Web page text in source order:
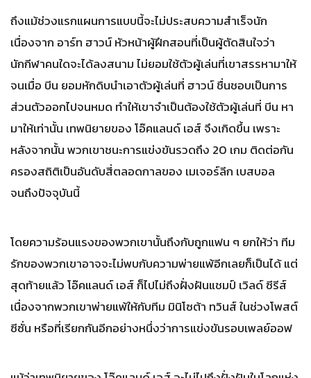
ถึงแม้ช่วงแรกแผนการแบบนี้จะไม่ประสบความสำเร็จนัก
เนื่องจาก อาร์ท ฮาวน์ หัวหน้าผู้ฝึกสอนที่เป็นผู้ตัดสินใจว่า
นักกีฬาคนใดจะได้ลงสนาม ไม่ยอมใช้ตัวผู้เล่นที่เขาสรรหามาให้
จนเมื่อ บีน ยอมหักดิบนำเอาตัวผู้เล่นที่ ฮาวน์ ชื่นชอบเป็นการ
ส่วนตัวออกไปจนหมด ทำให้เขาจำเป็นต้องใช้ตัวผู้เล่นที่ บีน หา
มาให้เท่านั้น เทพนิยายของ โอ๊คแลนด์ เอส์ จึงเกิดขึ้น เพราะ
หลังจากนั้น พวกเขาชนะการแข่งขันรวดถึง 20 เกม ติดต่อกัน
ครองสถิติเป็นอันดับสี่ตลอดกาลของ เมเจอร์ลีก เบสบอล
จนถึงปัจจุบันนี้
โดยความร้อนแรงของพวกเขานั้นถึงกับถูกแฟน ๆ ยกให้ว่า ทีม
รักของพวกเขาอาจจะไม่พบกับความพ่ายแพ้อีกเลยก็เป็นได้ แต่
สุดท้ายแล้ว โอ๊คแลนด์ เอส์ ก็ไปไม่ถึงฝั่งฝันแชมป์ เวิลด์ ซีรีส์
เนื่องจากพวกเขาพ่ายแพ้ให้กับทีม มินิโซต้า ทวินส์ ในช่วงโพสต์
ซีซั่น หรือที่เรียกกันอีกอย่างหนึ่งว่าการแข่งขันรอบเพลย์ออฟ